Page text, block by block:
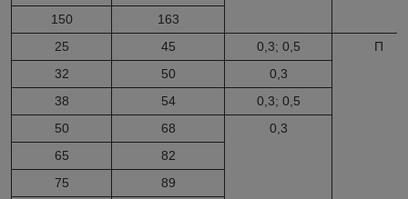
150
163
25
45 0,3; 0,5
П
32
50
0,3
38
54
0,3; 0,5
50
68
0,3
65
82
75
89